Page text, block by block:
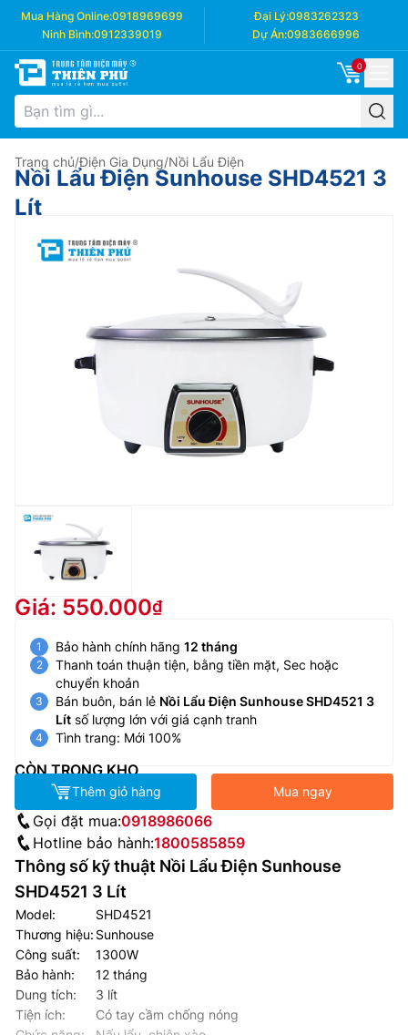
Mua Hàng Online:0918969699 Đại Lý:0983262323
Ninh Bình:0912339019 Dự Án:0983666996
0
Trang chủ/Điện Gia Dụng/Nồi Lẩu Điện
Nồi Lẩu Điện Sunhouse SHD4521 3
Lít
Giá: 550.000
Bảo hành chính hãng 12 tháng
Thanh toán thuận tiện, bằng tiền mặt, Sec hoặc
chuyển khoản
Bán buôn, bán lẻ Nồi Lẩu Điện Sunhouse SHD4521 3
Lít số lượng lớn với giá cạnh tranh
Tình trang: Mới 100%
CÒN TRONG KHO
Thêm giỏ hàng Mua ngay
Gọi đặt mua:0918986066
Hotline bảo hành:1800585859
Thông số kỹ thuật Nồi Lẩu Điện Sunhouse
SHD4521 3 Lít
Model:
SHD4521
Thương hiệu: Sunhouse
Công suất:
1300W
Bảo hành:
12 tháng
Dung tích:
3 lít
Tiện ích:
Có tay cầm chống nóng